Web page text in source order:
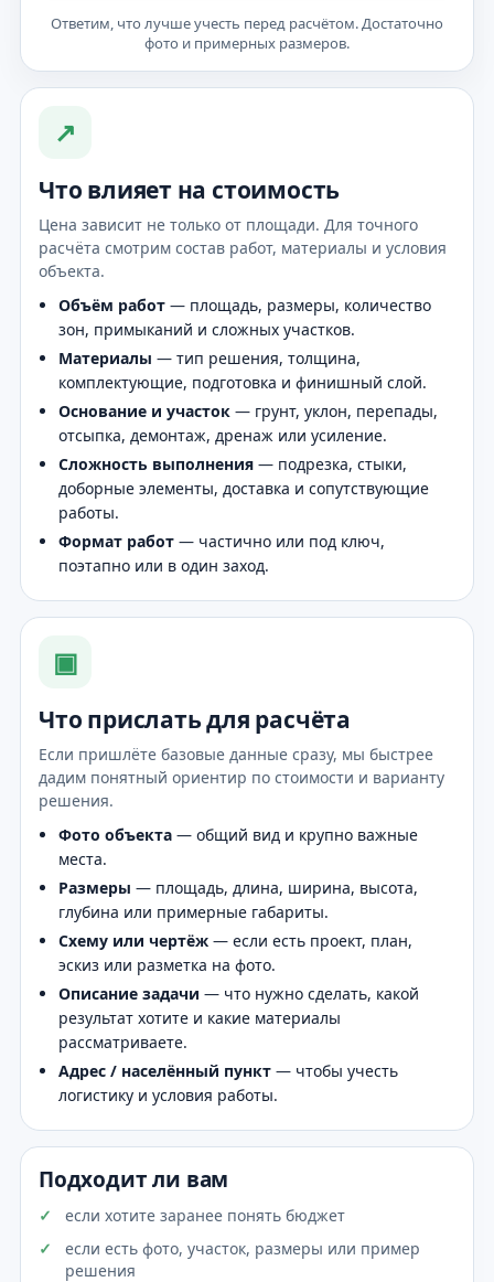
Ответим, что лучше учесть перед расчётом. Достаточно
фото и примерных размеров.
↗
Что влияет на стоимость
Цена зависит не только от площади. Для точного
расчёта смотрим состав работ, материалы и условия
объекта.
Объём работ — площадь, размеры, количество
зон, примыканий и сложных участков.
Материалы — тип решения, толщина,
комплектующие, подготовка и финишный слой.
Основание и участок — грунт, уклон, перепады,
отсыпка, демонтаж, дренаж или усиление.
Сложность выполнения — подрезка, стыки,
доборные элементы, доставка и сопутствующие
работы.
Формат работ — частично или под ключ,
поэтапно или в один заход.
▣
Что прислать для расчёта
Если пришлёте базовые данные сразу, мы быстрее
дадим понятный ориентир по стоимости и варианту
решения.
Фото объекта — общий вид и крупно важные
места.
Размеры — площадь, длина, ширина, высота,
глубина или примерные габариты.
Схему или чертёж — если есть проект, план,
эскиз или разметка на фото.
Описание задачи — что нужно сделать, какой
результат хотите и какие материалы
рассматриваете.
Адрес / населённый пункт — чтобы учесть
логистику и условия работы.
Подходит ли вам
если хотите заранее понять бюджет
если есть фото, участок, размеры или пример
решения